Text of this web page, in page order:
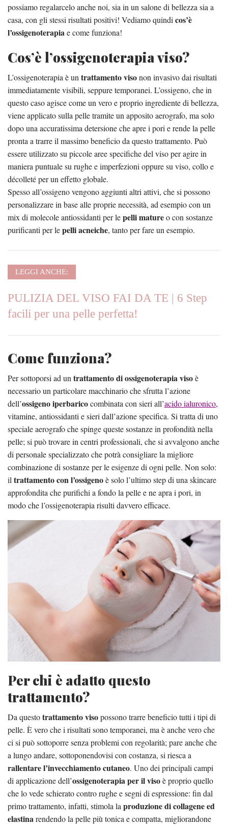
possiamo regalarcelo anche noi, sia in un salone di bellezza sia a
casa, con gli stessi risultati positivi! Vediamo quindi cos’è
l’ossigenoterapiae come funziona!
Cos’è l’ossigenoterapia viso?
L’ossigenoterapia è un trattamento visonon invasivo dai risultati
immediatamente visibili, seppure temporanei. L’ossigeno, che in
questo caso agisce come un vero e proprio ingrediente di bellezza,
viene applicato sulla pelle tramite un apposito aerografo, ma solo
dopo una accuratissima detersione che apre i pori e rende la pelle
pronta a trarre il massimo beneficio da questo trattamento. Può
essere utilizzato su piccole aree specifiche del viso per agire in
maniera puntuale su rughe e imperfezioni oppure su viso, collo e
décolleté per un effetto globale.
Spesso all’ossigeno vengono aggiunti altri attivi, che si possono
personalizzare in base alle proprie necessità, ad esempio con un
mix di molecole antiossidanti per lepelli matureo con sostanze
purificanti per lepelli acneiche, tanto per fare un esempio.
LEGGI ANCHE:
PULIZIA DEL VISO FAI DA TE | 6 Step
facili per una pelle perfetta!
Come funziona?
Per sottoporsi ad un trattamento di ossigenoterapia visoè
necessario un particolare macchinario che sfrutta l’azione
dell’ossigeno iperbaricocombinata con sieri all’acido ialuronico,
vitamine, antiossidanti e sieri dall’azione specifica. Si tratta di uno
speciale aerografo che spinge queste sostanze in profondità nella
pelle; si può trovare in centri professionali, che si avvalgono anche
di personale specializzato che potrà consigliare la migliore
combinazione di sostanze per le esigenze di ogni pelle. Non solo:
il trattamento con l’ossigenoè solo l’ultimo step di una skincare
approfondita che purifichi a fondo la pelle e ne apra i pori, in
modo che l’ossigenoterapia risulti davvero efficace.
Per chi è adatto questo
trattamento?
Da questotrattamento visopossono trarre beneficio tutti i tipi di
pelle. È vero che i risultati sono temporanei, ma è anche vero che
ci si può sottoporre senza problemi con regolarità; pare anche che
a lungo andare, sottoponendovisi con costanza, si riesca a
rallentare l’invecchiamento cutaneo. Uno dei principali campi
di applicazione dell’ossigenoterapia per il visoè proprio quello
che lo vede schierato contro rughe e segni di espressione: fin dal
primo trattamento, infatti, stimola laproduzione di collagene ed
elastinarendendo la pelle più tonica e compatta, migliorandone